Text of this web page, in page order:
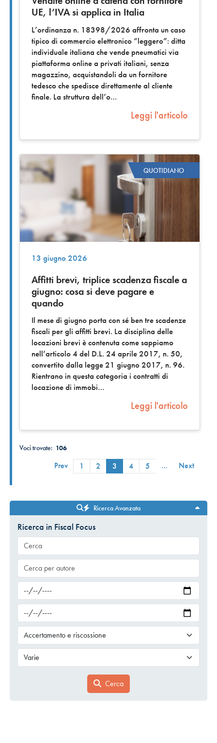
UE, l’IVA si applica in Italia
L’ordinanza n. 18398/2026 affronta un caso
tipico di commercio elettronico “leggero”: ditta
individuale italiana che vende pneumatici via
piattaforma online a privati italiani, senza
magazzino, acquistandoli da un fornitore
tedesco che spedisce direttamente al cliente
finale. La struttura dell’o
Leggi l'articolo
QUOTIDIANO
13 giugno 2026
Affitti brevi, triplice scadenza fiscale a
giugno: cosa si deve pagare e
quando
Il mese di giugno porta con sé ben tre scadenze
fiscali per gli affitti brevi. La disciplina delle
locazioni brevi è contenuta come sappiamo
nell’articolo 4 del D.L. 24 aprile 2017, n. 50,
convertito dalla legge 21 giugno 2017, n. 96.
Rientrano in questa categoria i contratti di
locazione di immobi
Leggi l'articolo
Voci trovate: 106
Prev 1 2 3 4 5 … Next
Ricerca Avanzata
Ricerca in Fiscal Focus
Cerca